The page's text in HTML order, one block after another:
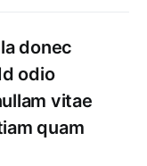
donec
odio
vitae
quam